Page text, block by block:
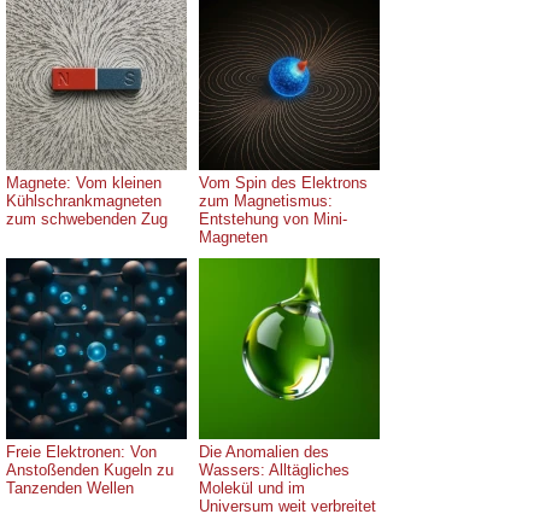
Magnete: Vom kleinen
Kühlschrankmagneten
zum schwebenden Zug
Vom Spin des Elektrons
zum Magnetismus:
Entstehung von Mini-
Magneten
Freie Elektronen: Von
Anstoßenden Kugeln zu
Tanzenden Wellen
Die Anomalien des
Wassers: Alltägliches
Molekül und im
Universum weit verbreitet